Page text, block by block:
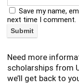
Save my name,
next time I comment.
Need more
scholarships from
we’ll get back to